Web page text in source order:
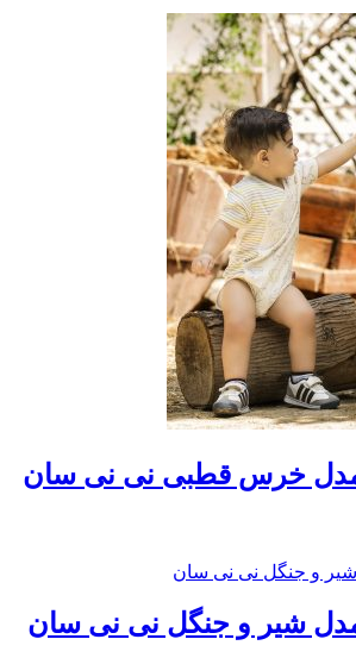
مدل خرس قطبی نی نی سان
شیر و جنگل نی نی سان